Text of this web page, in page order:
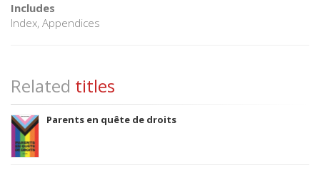
Includes
Index, Appendices
Related titles
Parents en quête de droits